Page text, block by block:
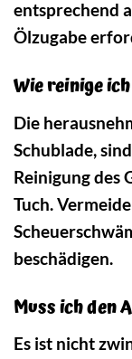
entsprechend
Ölzugabe
Wie reinige
Die
Schublade,
Reinigung des
Tuch.
beschädigen.
Muss ich den
Es ist nicht